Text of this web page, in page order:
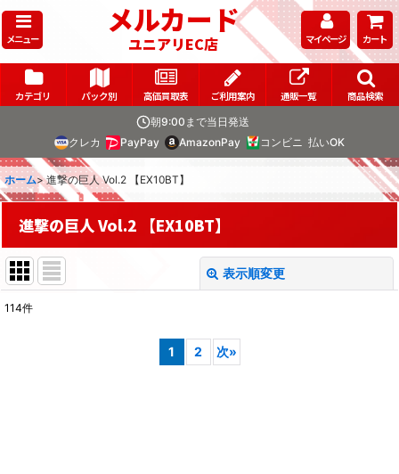
メニュー メルカード
ユニアリEC店 マイページ カート
カテゴリ パック別 高価買取表 ご利用案内 通販一覧
商品検索
朝9:00まで当日発送
クレカ
PayPay AmazonPay コンビニ 払いOK
ホーム> 進撃の巨人 Vol.2 【EX10BT】
進撃の巨人 Vol.2 【EX10BT】
表示順変更
114件
1 2 次»